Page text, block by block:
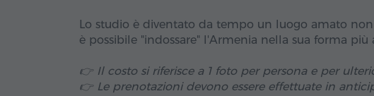
Lo studio è diventato da tempo un luogo amato
è possibile "indossare" l'Armenia nella sua forma più
👉 Il costo si riferisce a 1 foto per persona e per
👉 Le prenotazioni devono essere effettuate in